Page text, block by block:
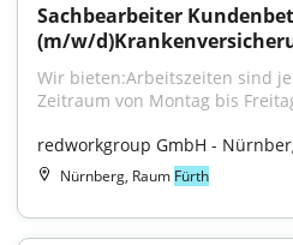
Sachbearbeiter
(m/w/
Wir bieten:Arbeitszeiten sind
Zeitraum von Montag bis
redworkgroup GmbH -
Nürnberg, Raum Fürth